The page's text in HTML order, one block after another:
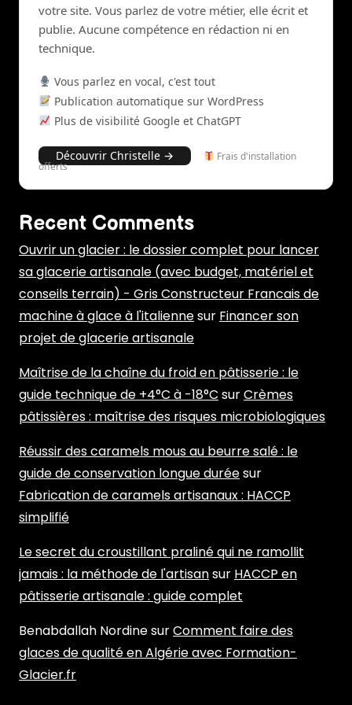
votre site. Vous parlez de votre métier, elle écrit et
publie. Aucune compétence en rédaction ni en
technique.
Vous parlez en vocal, c'est tout
Publication automatique sur WordPress
Plus de visibilité Google et ChatGPT
Découvrir Christelle → Frais d'installation
offerts
Recent Comments
Ouvrir un glacier : le dossier complet pour lancer
sa glacerie artisanale (avec budget, matériel et
conseils terrain) - Gris Constructeur Francais de
machine à glace à l'italiennesur Financer son
projet de glacerie artisanale
Maîtrise de la chaîne du froid en pâtisserie : le
guide technique de +4°C à -18°C surCrèmes
pâtissières : maîtrise des risques microbiologiques
Réussir des caramels mous au beurre salé : le
guide de conservation longue duréesur
Fabrication de caramels artisanaux : HACCP
simplifié
Le secret du croustillant praliné qui ne ramollit
jamais : la méthode de l'artisansur HACCP en
pâtisserie artisanale : guide complet
Benabdallah NordinesurComment faire des
glaces de qualité en Algérie avec Formation-
Glacier.fr